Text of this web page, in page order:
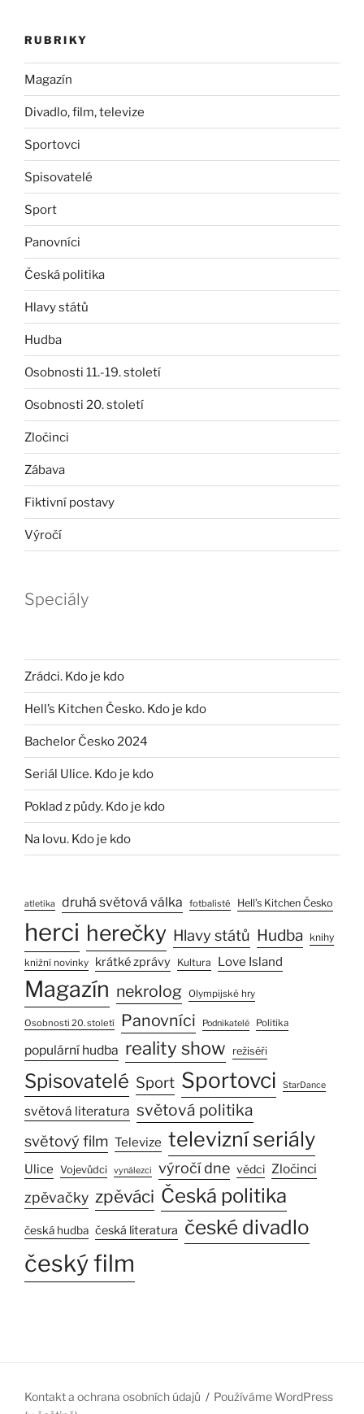
RUBRIKY
Magazín
Divadlo, film, televize
Sportovci
Spisovatelé
Sport
Panovníci
Česká politika
Hlavy států
Hudba
Osobnosti 11.-19. století
Osobnosti 20. století
Zločinci
Zábava
Fiktivní postavy
Výročí
Speciály
Zrádci. Kdo je kdo
Hell’s Kitchen Česko. Kdo je kdo
Bachelor Česko 2024
Seriál Ulice. Kdo je kdo
Poklad z půdy. Kdo je kdo
Na lovu. Kdo je kdo
atletika druhá světová válka fotbalisté Hell’s Kitchen Česko
herci herečky Hlavy států Hudba knihy
knižní novinky krátké zprávy Kultura Love Island
Magazín nekrolog Olympijské hry
Osobnosti 20. století Panovníci Podnikatelé Politika
populární hudba reality show režiséři
Spisovatelé Sport Sportovci StarDance
světová literatura světová politika
světový film Televize televizní seriály
Ulice Vojevůdci vynálezci výročí dne vědci Zločinci
zpěvačky zpěváci Česká politika
česká hudba česká literatura české divadlo
český film
Kontakt a ochrana osobních údajů
Používáme WordPress